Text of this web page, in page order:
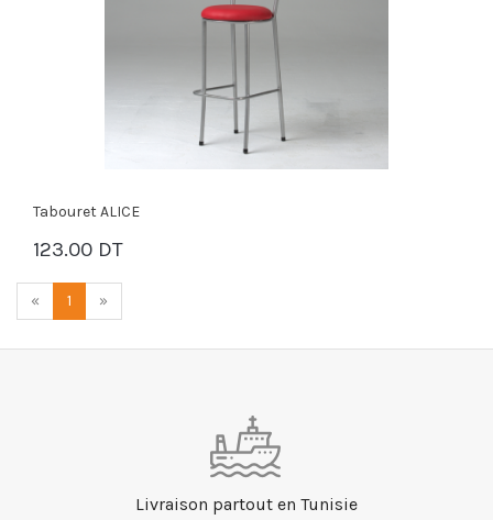
Tabouret ALICE
123.00 DT
PANIER
« 1 »
Livraison partout en Tunisie